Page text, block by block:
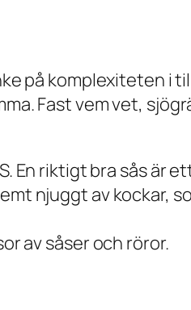
på komplexiteten i
Fast vem vet,
En riktigt bra sås är
njuggt av kockar,
av såser och röror.